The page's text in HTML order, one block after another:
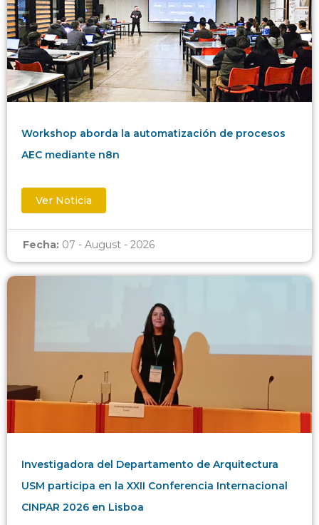
Workshop aborda la automatización de procesos
AEC mediante n8n
Ver Noticia
Fecha: 07 - August - 2026
Investigadora del Departamento de Arquitectura
USM participa en la XXII Conferencia Internacional
CINPAR 2026 en Lisboa